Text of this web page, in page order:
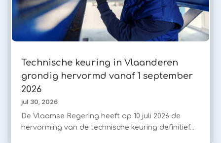
Technische keuring in Vlaanderen
grondig hervormd vanaf 1 september
2026
jul 30, 2026
De Vlaamse Regering heeft op 10 juli 2026 de
hervorming van de technische keuring definitief...